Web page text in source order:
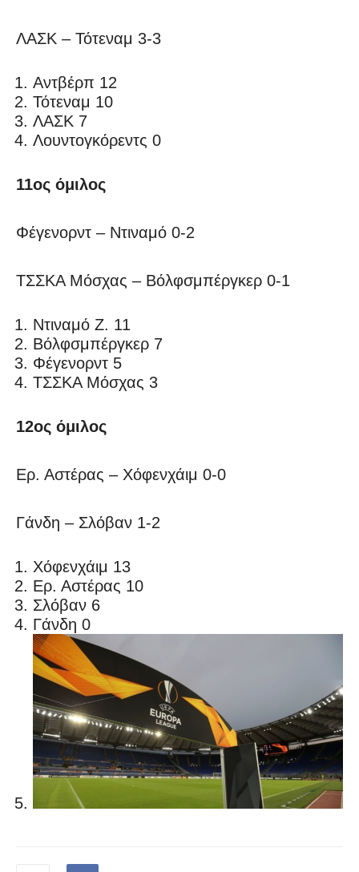
ΛΑΣΚ – Τότεναμ 3-3
Αντβέρπ 12
Τότεναμ 10
ΛΑΣΚ 7
Λουντογκόρεντς 0
11ος όμιλος
Φέγενορντ – Ντιναμό 0-2
ΤΣΣΚΑ Μόσχας – Βόλφσμπέργκερ 0-1
Ντιναμό Ζ. 11
Βόλφσμπέργκερ 7
Φέγενορντ 5
ΤΣΣΚΑ Μόσχας 3
12ος όμιλος
Ερ. Αστέρας – Χόφενχάιμ 0-0
Γάνδη – Σλόβαν 1-2
Χόφενχάιμ 13
Ερ. Αστέρας 10
Σλόβαν 6
Γάνδη 0